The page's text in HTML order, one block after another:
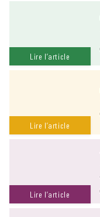
Lire l’article
Lire l’article
Lire l’article